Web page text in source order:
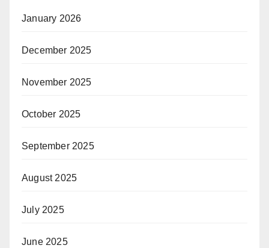
January 2026
December 2025
November 2025
October 2025
September 2025
August 2025
July 2025
June 2025